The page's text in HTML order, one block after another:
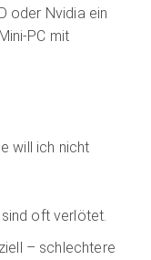
oder Nvidia ein
PC mit
will ich nicht
oft verlötet.
– schlechtere